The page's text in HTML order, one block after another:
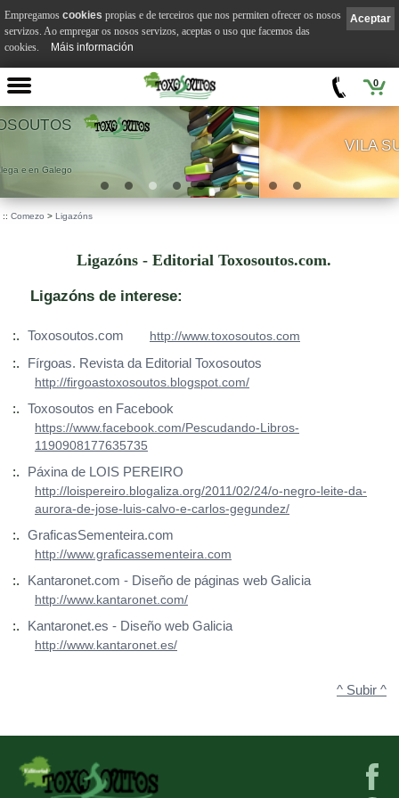
0
VILA SUÁREZ
:: Comezo > Ligazóns
Ligazóns - Editorial Toxosoutos.com.
Ligazóns de interese:
:. Toxosoutos.com
http://www.toxosoutos.com
:.
Fírgoas. Revista da Editorial Toxosoutos
http://firgoastoxosoutos.blogspot.com/
:.
Toxosoutos en Facebook
https://www.facebook.com/Pescudando-Libros-
1190908177635735
:.
Páxina de LOIS PEREIRO
http://loispereiro.blogaliza.org/2011/02/24/o-negro-leite-da-
aurora-de-jose-luis-calvo-e-carlos-gegundez/
:.
GraficasSementeira.com
http://www.graficassementeira.com
:.
Kantaronet.com - Diseño de páginas web Galicia
http://www.kantaronet.com/
:.
Kantaronet.es - Diseño web Galicia
http://www.kantaronet.es/
^ Subir ^
Aceptar
Empregamos cookies propias e de terceiros que nos permiten ofrecer os nosos
servizos. Ao empregar os nosos servizos, aceptas o uso que facemos das
cookies.
Máis información